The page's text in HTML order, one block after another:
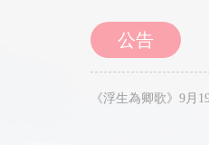
公告
《浮生為卿歌》9月